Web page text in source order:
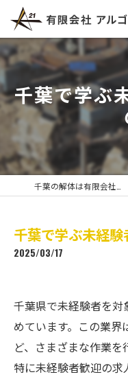
千葉で学ぶ
千葉で学ぶ未経
2025/03/17
千葉県で未経験者を
めています。この業
ど、さまざまな作業を
特に未経験者歓迎の